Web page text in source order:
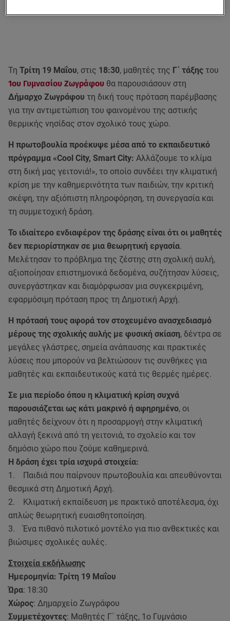
Τη Τρίτη 19 Μαΐου, στις 18:30, μαθητές της Γ΄ τάξης του
1ου Γυμνασίου Ζωγράφου θα παρουσιάσουν στη
Δήμαρχο Ζωγράφου τη δική τους πρόταση παρέμβασης
για την αντιμετώπιση του φαινομένου της αστικής
θερμικής νησίδας στον σχολικό τους χώρο.
Η πρωτοβουλία προέκυψε μέσα από το εκπαιδευτικό
πρόγραμμα «Cool City, Smart City: Αλλάζουμε το κλίμα
στη δική μας γειτονιά!», το οποίο συνδέει την κλιματική
κρίση με την καθημερινότητα των παιδιών, την κριτική
σκέψη, την αξιόπιστη πληροφόρηση, τη συνεργασία και
τη συμμετοχική δράση.
Το ιδιαίτερο ενδιαφέρον της δράσης είναι ότι οι μαθητές
δεν περιορίστηκαν σε μια θεωρητική εργασία.
Μελέτησαν το πρόβλημα της ζέστης στη σχολική αυλή,
αξιοποίησαν επιστημονικά δεδομένα, συζήτησαν λύσεις,
συνεργάστηκαν και διαμόρφωσαν μια συγκεκριμένη,
εφαρμόσιμη πρόταση προς τη Δημοτική Αρχή.
Η πρότασή τους αφορά τον στοχευμένο ανασχεδιασμό
μέρους της σχολικής αυλής με φυσική σκίαση, δέντρα σε
μεγάλες γλάστρες, σημεία ανάπαυσης και πρακτικές
λύσεις που μπορούν να βελτιώσουν τις συνθήκες για
μαθητές και εκπαιδευτικούς κατά τις θερμές ημέρες.
Σε μια περίοδο όπου η κλιματική κρίση συχνά
παρουσιάζεται ως κάτι μακρινό ή αφηρημένο, οι
μαθητές δείχνουν ότι η προσαρμογή στην κλιματική
αλλαγή ξεκινά από τη γειτονιά, το σχολείο και τον
δημόσιο χώρο που ζούμε καθημερινά.
Η δράση έχει τρία ισχυρά στοιχεία:
1. Παιδιά που παίρνουν πρωτοβουλία και απευθύνονται
θεσμικά στη Δημοτική Αρχή.
2. Κλιματική εκπαίδευση με πρακτικό αποτέλεσμα, όχι
απλώς θεωρητική ευαισθητοποίηση.
3. Ένα πιθανό πιλοτικό μοντέλο για πιο ανθεκτικές και
βιώσιμες σχολικές αυλές.
Στοιχεία εκδήλωσης
Ημερομηνία: Τρίτη 19 Μαΐου
Ώρα: 18:30
Χώρος: Δημαρχείο Ζωγράφου
Συμμετέχοντες: Μαθητές Γ΄ τάξης, 1ο Γυμνάσιο